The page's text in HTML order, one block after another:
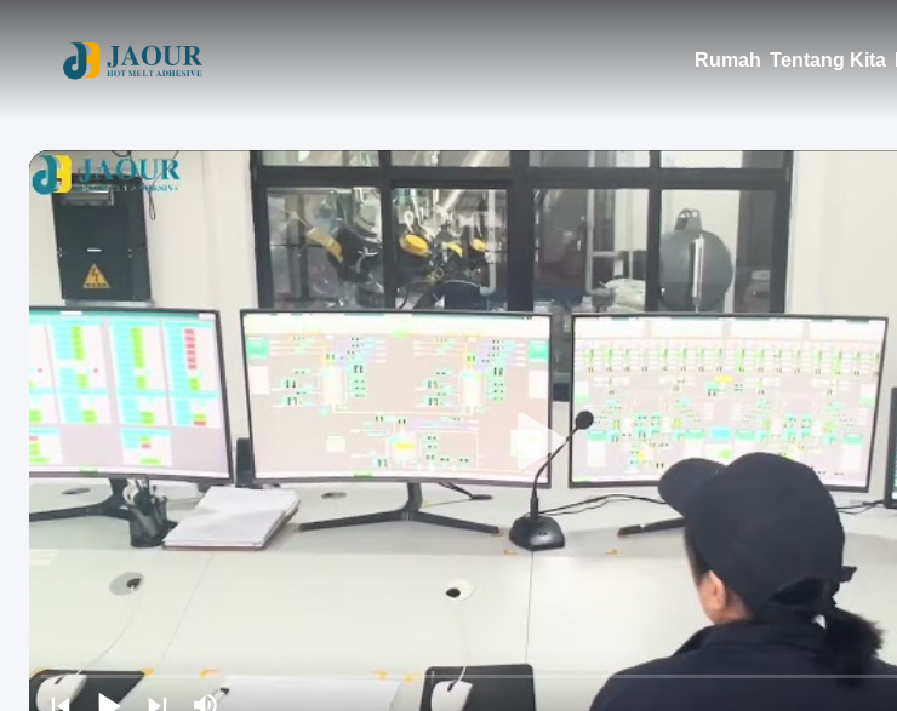
Rumah Tentang Kita